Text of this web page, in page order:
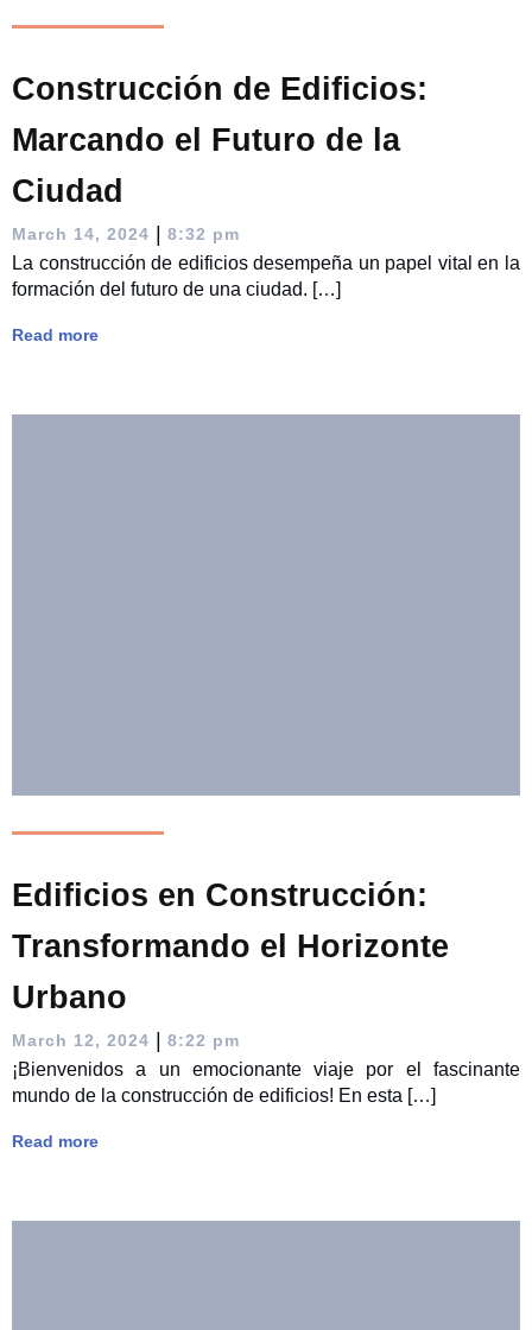
Construcción de Edificios:
Marcando el Futuro de la
Ciudad
March 14, 2024 8:32 pm
La construcción de edificios desempeña un papel vital en la
formación del futuro de una ciudad. […]
Read more
Edificios en Construcción:
Transformando el Horizonte
Urbano
March 12, 2024 8:22 pm
¡Bienvenidos a un emocionante viaje por el fascinante
mundo de la construcción de edificios! En esta […]
Read more